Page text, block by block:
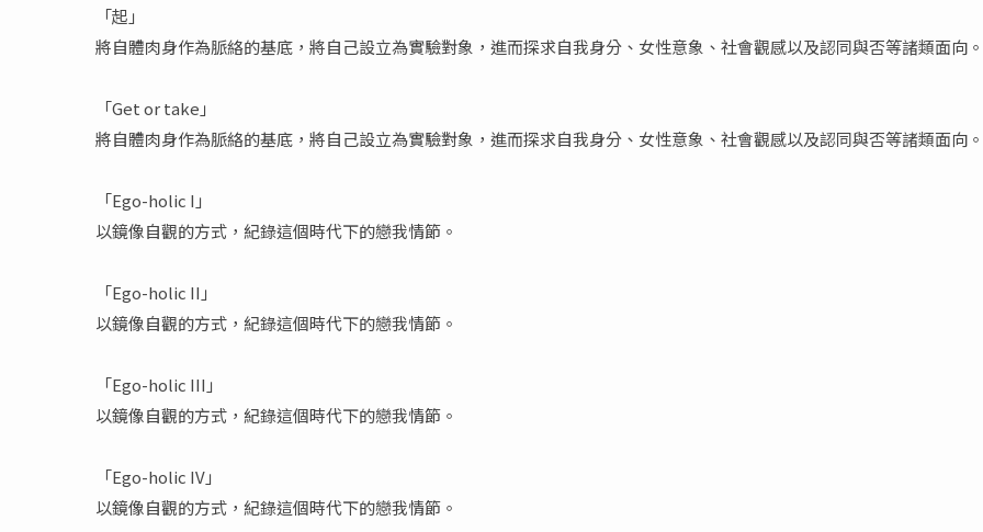
「起」
將自體肉身作為脈絡的基底，將自己設立為實驗對象，進而探求自我身分、女性意象、社會觀感以及認同與否等諸類面向。
「Get or take」
將自體肉身作為脈絡的基底，將自己設立為實驗對象，進而探求自我身分、女性意象、社會觀感以及認同與否等諸類面向。
「Ego-holic I」
以鏡像自觀的方式，紀錄這個時代下的戀我情節。
「Ego-holic II」
以鏡像自觀的方式，紀錄這個時代下的戀我情節。
「Ego-holic III」
以鏡像自觀的方式，紀錄這個時代下的戀我情節。
「Ego-holic IV」
以鏡像自觀的方式，紀錄這個時代下的戀我情節。